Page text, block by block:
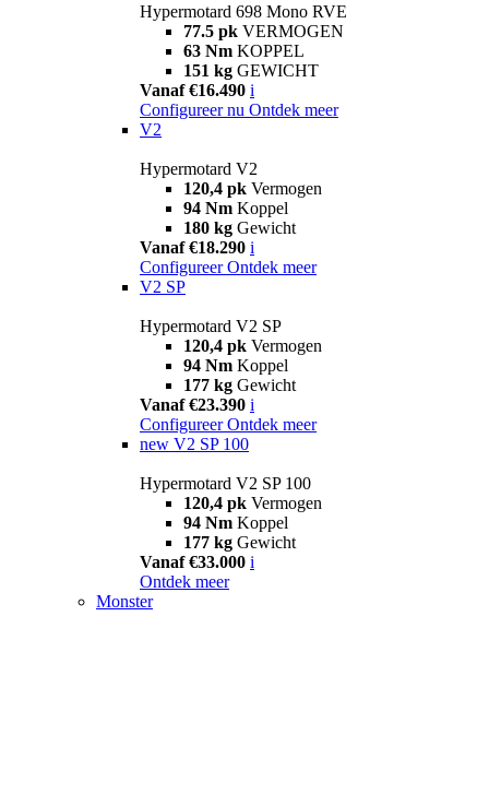
Hypermotard 698 Mono RVE
77.5 pk VERMOGEN
63 Nm KOPPEL
151 kg GEWICHT
Vanaf €16.490 i
Configureer nu Ontdek meer
V2
Hypermotard V2
120,4 pk Vermogen
94 Nm Koppel
180 kg Gewicht
Vanaf €18.290 i
Configureer Ontdek meer
V2 SP
Hypermotard V2 SP
120,4 pk Vermogen
94 Nm Koppel
177 kg Gewicht
Vanaf €23.390 i
Configureer Ontdek meer
new V2 SP 100
Hypermotard V2 SP 100
120,4 pk Vermogen
94 Nm Koppel
177 kg Gewicht
Vanaf €33.000 i
Ontdek meer
Monster